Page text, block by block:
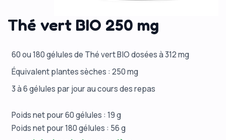
Thé vert BIO 250 mg
60 ou 180 gélules de Thé vert BIO dosées à 312 mg
Équivalent plantes sèches : 250 mg
3 à 6 gélules par jour au cours des repas
Poids net pour 60 gélules : 19 g
Poids net pour 180 gélules : 56 g